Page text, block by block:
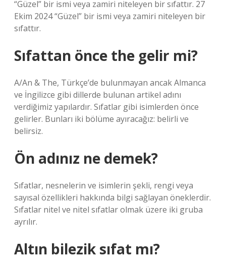
“Güzel” bir ismi veya zamiri niteleyen bir sıfattır. 27
Ekim 2024 “Güzel” bir ismi veya zamiri niteleyen bir
sıfattır.
Sıfattan önce the gelir mi?
A/An & The, Türkçe’de bulunmayan ancak Almanca
ve İngilizce gibi dillerde bulunan artikel adını
verdiğimiz yapılardır. Sıfatlar gibi isimlerden önce
gelirler. Bunları iki bölüme ayıracağız: belirli ve
belirsiz.
Ön adınız ne demek?
Sıfatlar, nesnelerin ve isimlerin şekli, rengi veya
sayısal özellikleri hakkında bilgi sağlayan öneklerdir.
Sıfatlar nitel ve nitel sıfatlar olmak üzere iki gruba
ayrılır.
Altın bilezik sıfat mı?